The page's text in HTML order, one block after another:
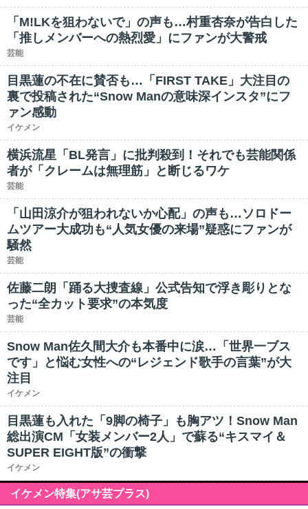
「M!LKを狙わないで」の声も…村重杏奈が告白した
「推しメンバーへの熱烈愛」にファンが大警戒
芸能
目黒蓮の不在に賛否も…「FIRST TAKE」大注目の
裏で投稿された“Snow Manの意味深インスタ”にフ
ァン感動
イケメン
横浜流星「BL発言」に批判殺到！それでも芸能関係
者が「クレームは無理筋」と断じるワケ
芸能
「山田涼介が狙われないか心配」の声も…ソロドー
ムツアー大成功も“人気女優の来場”疑惑にファンが
騒然
芸能
佐藤二朗「踊る大捜査線」公式告知で浮き彫りとな
った“全カット要求”の本気度
芸能
Snow Man佐久間大介も本番中に涙…「世界一ブス
です」と悩む女性への“レジェンド歌手の言葉”が大
注目
イケメン
目黒蓮も入れた「9脚の椅子」も胸アツ！Snow Man
総出演CM「女装メンバー2人」で蘇る“キスマイ＆
SUPER EIGHT版”の衝撃
イケメン
イケメン特集(アサ芸プラス)